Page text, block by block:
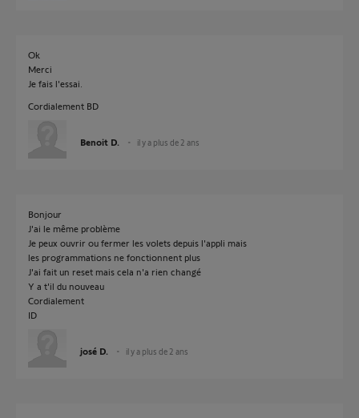
Ok
Merci
Je fais l'essai.
Cordialement BD
Benoit D. il y a plus de 2 ans
Bonjour
J'ai le même problème
Je peux ouvrir ou fermer les volets depuis l'appli mais
les programmations ne fonctionnent plus
J'ai fait un reset mais cela n'a rien changé
Y a t'il du nouveau
Cordialement
ID
josé D. il y a plus de 2 ans